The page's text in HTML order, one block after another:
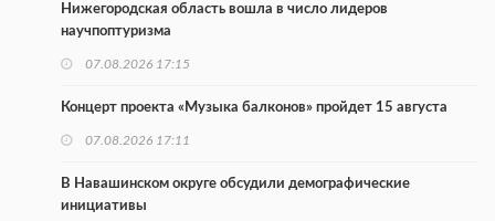
Нижегородская область вошла в число лидеров
научпоптуризма
07.08.2026 17:15
Концерт проекта «Музыка балконов» пройдет 15 августа
07.08.2026 17:11
В Навашинском округе обсудили демографические
инициативы